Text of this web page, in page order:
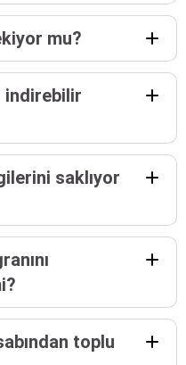
mu?
indirebilir
saklıyor
toplu